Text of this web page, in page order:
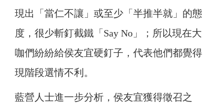
現出「當仁不讓」或至少「半推半就」的態
度，很少斬釘截鐵「Say No」；所以現在大
咖們紛紛給侯友宜硬釘子，代表他們都覺得
現階段選情不利。
藍營人士進一步分析，侯友宜獲得徵召之